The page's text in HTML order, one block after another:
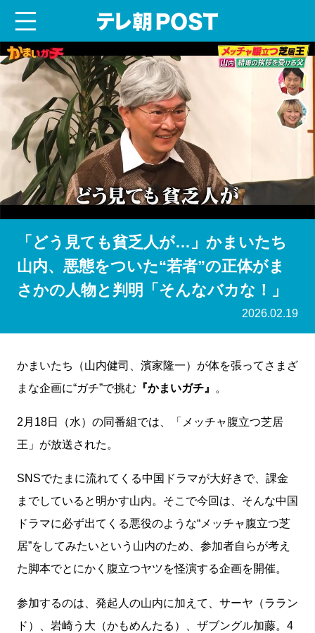
「どう見ても貧乏人が…」かまいたち
山内、悪態をついた“若者”の正体がま
さかの人物と判明「そんなバカな！」
2026.02.19
かまいたち（山内健司、濱家隆一）が体を張ってさまざ
まな企画に“ガチ”で挑む 『かまいガチ』 。
2月18日（水）の同番組では、「メッチャ腹立つ芝居
王」が放送された。
SNSでたまに流れてくる中国ドラマが大好きで、課金
までしていると明かす山内。そこで今回は、そんな中国
ドラマに必ず出てくる悪役のような“メッチャ腹立つ芝
居”をしてみたいという山内のため、参加者自らが考え
た脚本でとにかく腹立つヤツを怪演する企画を開催。
参加するのは、発起人の山内に加えて、サーヤ（ララン
ド）、岩崎う大（かもめんたる）、ザブングル加藤。4